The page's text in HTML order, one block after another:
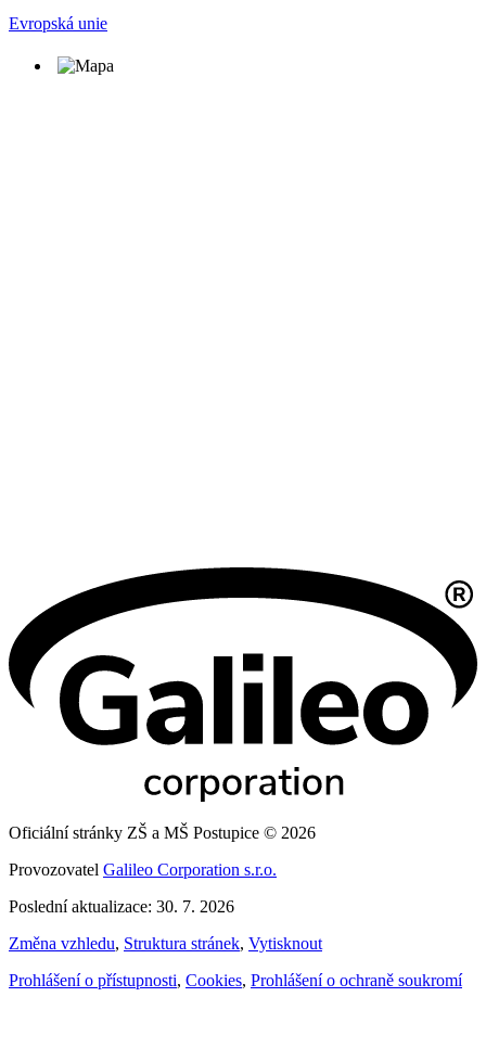
Evropská unie
Oficiální stránky ZŠ a MŠ Postupice © 2026
Provozovatel Galileo Corporation s.r.o.
Poslední aktualizace: 30. 7. 2026
Změna vzhledu, Struktura stránek, Vytisknout
Prohlášení o přístupnosti, Cookies, Prohlášení o ochraně soukromí